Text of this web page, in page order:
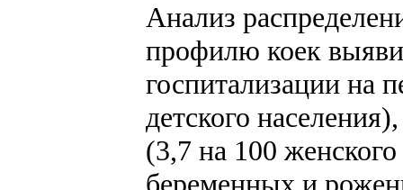
Анализ
профилю коек
госпитализации на
детского
(3,7 на 100